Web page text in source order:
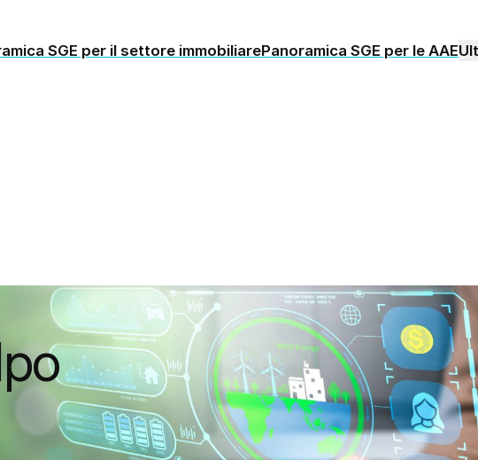
SGE per il settore immobiliarePanoramica SGE per le AAE